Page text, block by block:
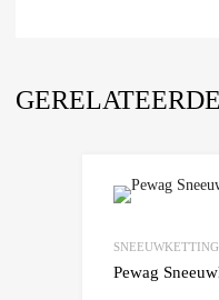
Pewag